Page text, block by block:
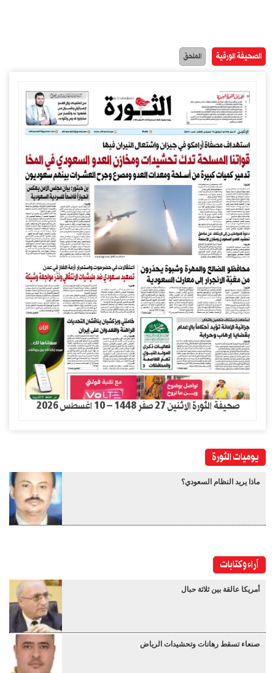
الصحيفة الورقية الملحق
صحيفة الثورة الاثنين 27 صفر 1448 – 10 اغسطس 2026
يوميات الثورة
ماذا يريد النظام السعودي؟
آراء وكتابات
أمريكا عالقة بين ثلاثة حبال
صنعاء تسقط رهانات وتحشيدات الرياض